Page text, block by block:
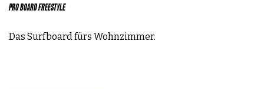
PRO BOARD FREESTYLE
Das Surfboard fürs Wohnzimmer.